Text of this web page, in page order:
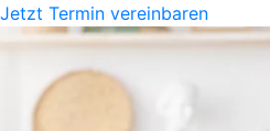
Jetzt Termin vereinbaren